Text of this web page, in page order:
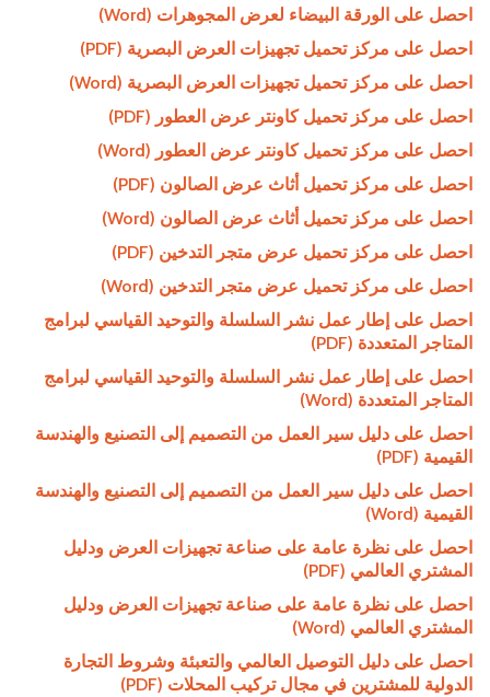
احصل على الورقة البيضاء لعرض المجوهرات (Word)
احصل على مركز تحميل تجهيزات العرض البصرية (PDF)
احصل على مركز تحميل تجهيزات العرض البصرية (Word)
احصل على مركز تحميل كاونتر عرض العطور (PDF)
احصل على مركز تحميل كاونتر عرض العطور (Word)
احصل على مركز تحميل أثاث عرض الصالون (PDF)
احصل على مركز تحميل أثاث عرض الصالون (Word)
احصل على مركز تحميل عرض متجر التدخين (PDF)
احصل على مركز تحميل عرض متجر التدخين (Word)
احصل على إطار عمل نشر السلسلة والتوحيد القياسي لبرامج
المتاجر المتعددة (PDF)
احصل على إطار عمل نشر السلسلة والتوحيد القياسي لبرامج
المتاجر المتعددة (Word)
احصل على دليل سير العمل من التصميم إلى التصنيع والهندسة
القيمية (PDF)
احصل على دليل سير العمل من التصميم إلى التصنيع والهندسة
القيمية (Word)
احصل على نظرة عامة على صناعة تجهيزات العرض ودليل
المشتري العالمي (PDF)
احصل على نظرة عامة على صناعة تجهيزات العرض ودليل
المشتري العالمي (Word)
احصل على دليل التوصيل العالمي والتعبئة وشروط التجارة
الدولية للمشترين في مجال تركيب المحلات (PDF)